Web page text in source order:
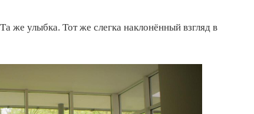
же улыбка. Тот же слегка наклонённый взгляд в